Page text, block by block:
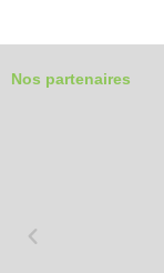
Nos partenaires